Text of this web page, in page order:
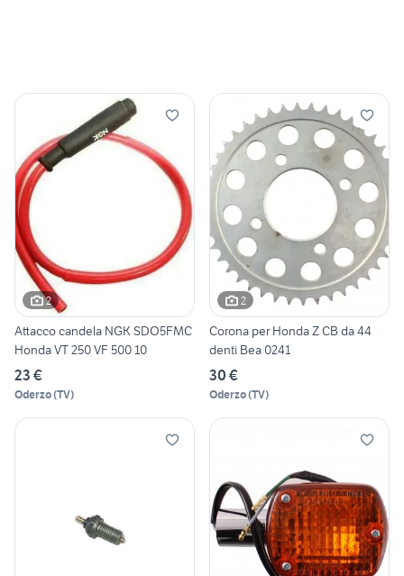
2
Attacco candela NGK SDO5FMC
Honda VT 250 VF 500 10
23 €
Oderzo(TV)
2
Corona per Honda Z CB da 44
denti Bea 0241
30 €
Oderzo(TV)